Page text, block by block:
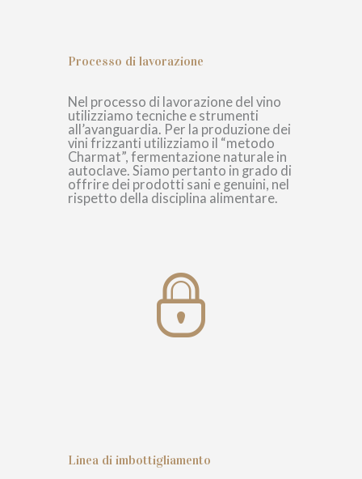
Processo di lavorazione
Nel processo di lavorazione del vino
utilizziamo tecniche e strumenti
all’avanguardia. Per la produzione dei
vini frizzanti utilizziamo il “metodo
Charmat”, fermentazione naturale in
autoclave. Siamo pertanto in grado di
offrire dei prodotti sani e genuini, nel
rispetto della disciplina alimentare.
Linea di imbottigliamento